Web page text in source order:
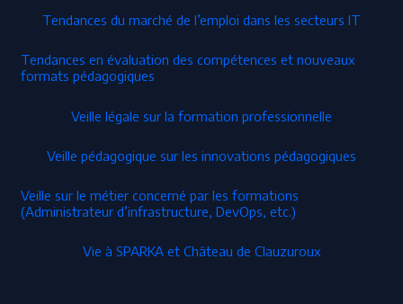
Tendances du marché de l’emploi dans les secteurs IT
Tendances en évaluation des compétences et nouveaux
formats pédagogiques
Veille légale sur la formation professionnelle
Veille pédagogique sur les innovations pédagogiques
Veille sur le métier concerné par les formations
(Administrateur d’infrastructure, DevOps, etc.)
Vie à SPARKA et Château de Clauzuroux